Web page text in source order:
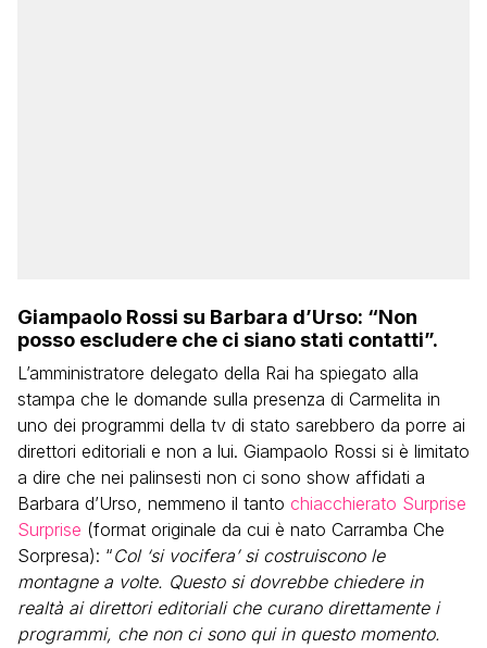
Giampaolo Rossi su Barbara d’Urso: “Non
posso escludere che ci siano stati contatti”.
L’amministratore delegato della Rai ha spiegato alla
stampa che le domande sulla presenza di Carmelita in
uno dei programmi della tv di stato sarebbero da porre ai
direttori editoriali e non a lui. Giampaolo Rossi si è limitato
a dire che nei palinsesti non ci sono show affidati a
Barbara d’Urso, nemmeno il tanto chiacchierato Surprise
Surprise (format originale da cui è nato Carramba Che
Sorpresa): “Col ‘si vocifera’ si costruiscono le
montagne a volte. Questo si dovrebbe chiedere in
realtà ai direttori editoriali che curano direttamente i
programmi, che non ci sono qui in questo momento.